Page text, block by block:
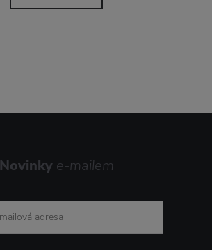
Novinky e-mailem